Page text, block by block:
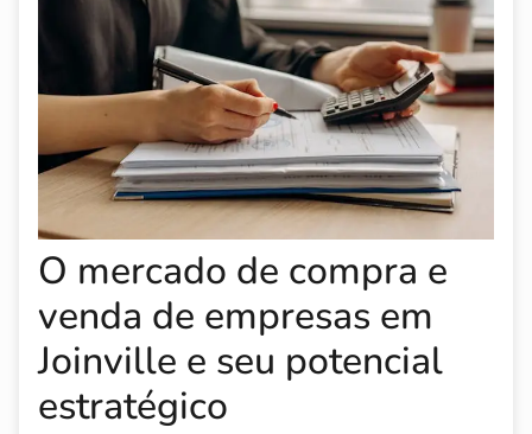
O mercado de compra e
venda de empresas em
Joinville e seu potencial
estratégico